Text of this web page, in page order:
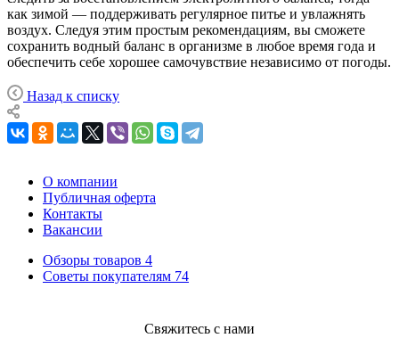
как зимой — поддерживать регулярное питье и увлажнять
воздух. Следуя этим простым рекомендациям, вы сможете
сохранить водный баланс в организме в любое время года и
обеспечить себе хорошее самочувствие независимо от погоды.
Назад к списку
О компании
Публичная оферта
Контакты
Вакансии
Обзоры товаров 4
Советы покупателям 74
Свяжитесь с нами